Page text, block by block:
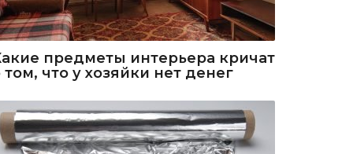
предметы интерьера кричат
том, что у хозяйки нет денег